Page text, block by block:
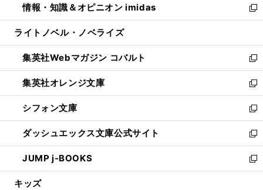
く
で
開
ド
ウ
開
く
ィ
ン
ウ
で
開
く
い
ウ
ン
ド
ウ
で
開
く
情報・知識＆オピニオン imidas
新
し
ウ
ィ
ン
ド
ウ
で
開
く
ライトノベル・ノベライズ
集英社Webマガジン コバルト
新
し
い
ウ
ィ
ン
ド
ウ
で
開
集英社オレンジ文庫
新
し
い
ウ
ィ
ン
ド
ウ
シフォン文庫
新
し
い
ウ
ィ
ン
ダッシュエックス文庫公式サイト
新
し
い
ウ
JUMP j-BOOKS
新
し
キッズ